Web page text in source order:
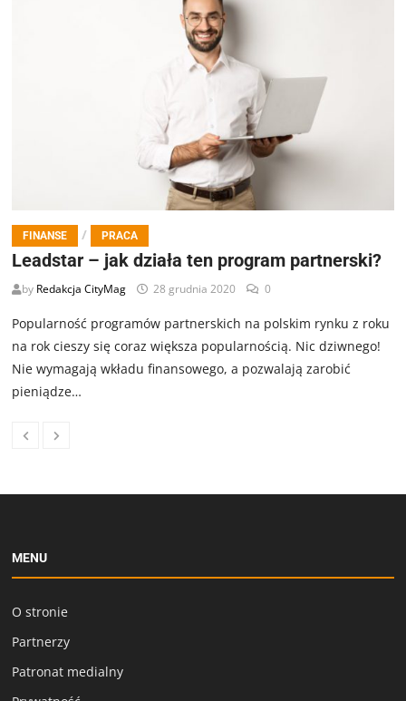
FINANSE / PRACA
Leadstar – jak działa ten program partnerski?
by Redakcja CityMag 28 grudnia 2020 0
Popularność programów partnerskich na polskim rynku z roku
na rok cieszy się coraz większa popularnością. Nic dziwnego!
Nie wymagają wkładu finansowego, a pozwalają zarobić
pieniądze…
MENU
O stronie
Partnerzy
Patronat medialny